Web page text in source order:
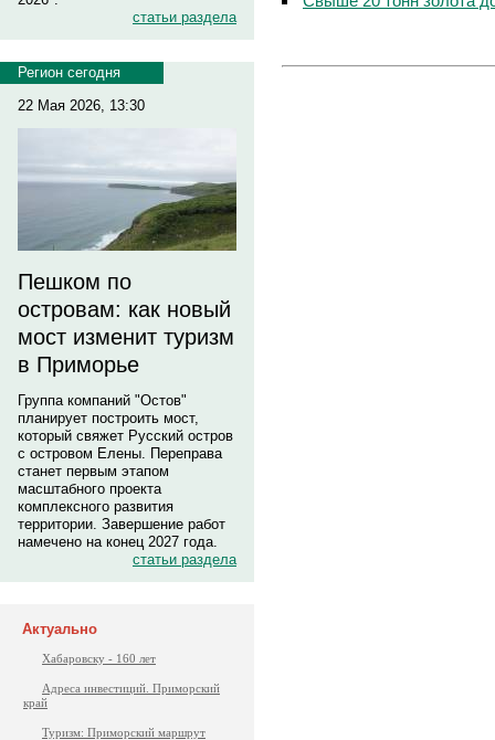
статьи раздела
Регион сегодня
22 Мая 2026, 13:30
Пешком по
островам: как новый
мост изменит туризм
в Приморье
Группа компаний "Остов"
планирует построить мост,
который свяжет Русский остров
с островом Елены. Переправа
станет первым этапом
масштабного проекта
комплексного развития
территории. Завершение работ
намечено на конец 2027 года.
статьи раздела
Актуально
Хабаровску - 160 лет
Адреса инвестиций. Приморский
край
Туризм: Приморский маршрут